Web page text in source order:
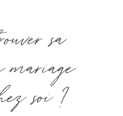
sa
mariage
soi ?